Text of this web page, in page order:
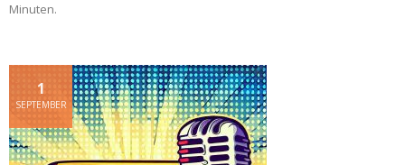
Minuten.
1
SEPTEMBER